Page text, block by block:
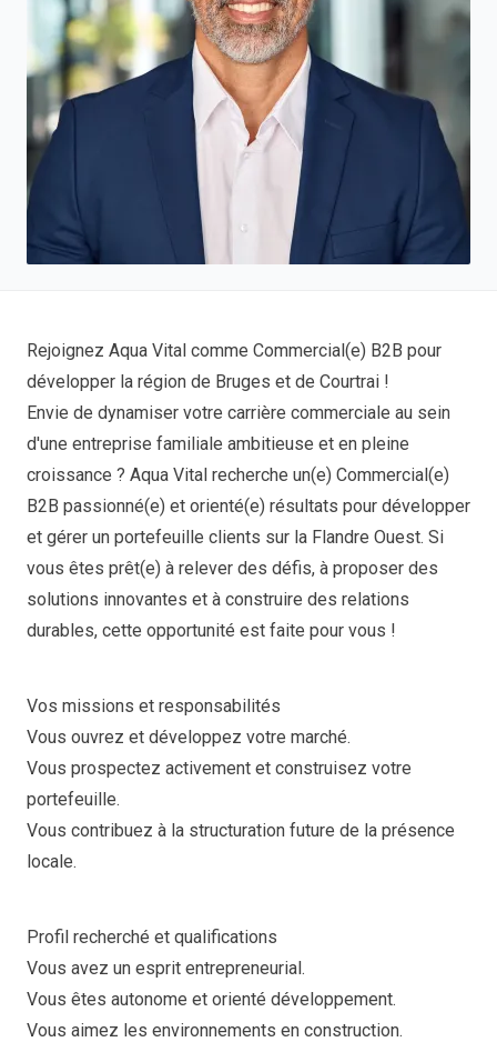
Rejoignez Aqua Vital comme Commercial(e) B2B pour
développer la région de Bruges et de Courtrai !
Envie de dynamiser votre carrière commerciale au sein
d'une entreprise familiale ambitieuse et en pleine
croissance ? Aqua Vital recherche un(e) Commercial(e)
B2B passionné(e) et orienté(e) résultats pour développer
et gérer un portefeuille clients sur la Flandre Ouest. Si
vous êtes prêt(e) à relever des défis, à proposer des
solutions innovantes et à construire des relations
durables, cette opportunité est faite pour vous !
Vos missions et responsabilités
Vous ouvrez et développez votre marché.
Vous prospectez activement et construisez votre
portefeuille.
Vous contribuez à la structuration future de la présence
locale.
Profil recherché et qualifications
Vous avez un esprit entrepreneurial.
Vous êtes autonome et orienté développement.
Vous aimez les environnements en construction.